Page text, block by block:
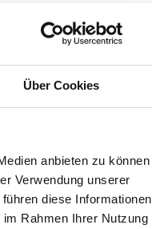
Über Cookies
anbieten zu können
Verwendung unserer
diese Informationen
Rahmen Ihrer Nutzung